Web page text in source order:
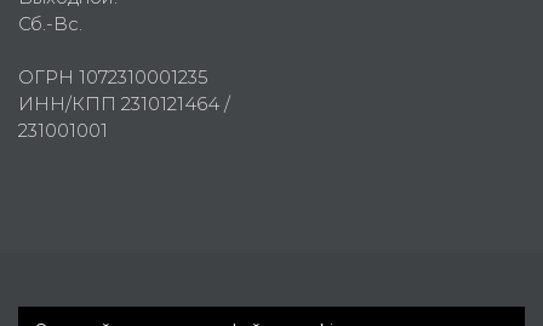
Сб.-Вс.
ОГРН 1072310001235
ИНН/КПП 2310121464 /
231001001